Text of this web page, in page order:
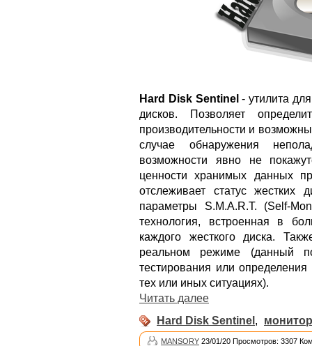
Hard Disk Sentinel - утилита
дисков. Позволяет
производительности и
случае обнаружения
возможности явно не
ценности хранимых данных
отслеживает статус жестких
параметры S.M.A.R.T. (Self-
технология, встроенная в
каждого жесткого диска.
реальном режиме (данный
тестирования или
тех или иных ситуациях).
Читать далее
Hard Disk Sentinel ,
MANSORY 23/01/20 Просмотров: 3307